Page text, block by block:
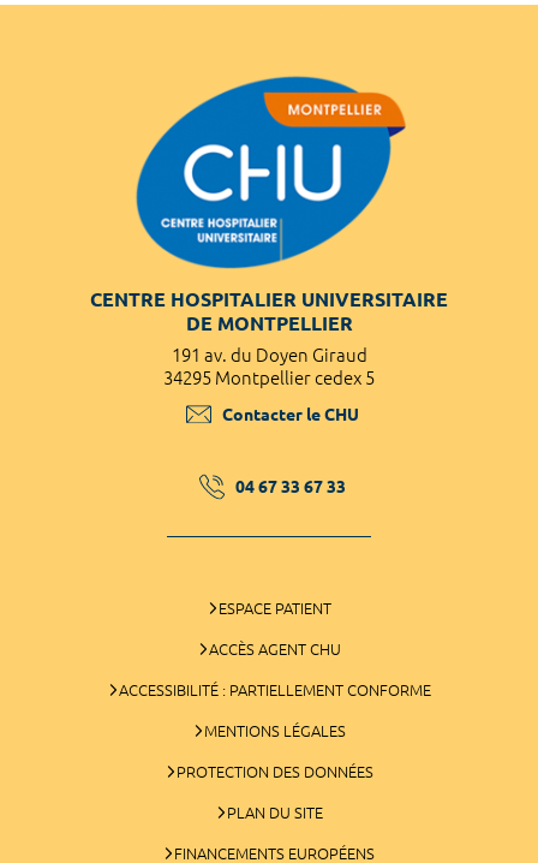
CENTRE HOSPITALIER UNIVERSITAIRE
DE MONTPELLIER
191 av. du Doyen Giraud
34295 Montpellier cedex 5
Contacter le CHU
04 67 33 67 33
ESPACE PATIENT
ACCÈS AGENT CHU
ACCESSIBILITÉ : PARTIELLEMENT CONFORME
MENTIONS LÉGALES
PROTECTION DES DONNÉES
PLAN DU SITE
FINANCEMENTS EUROPÉENS